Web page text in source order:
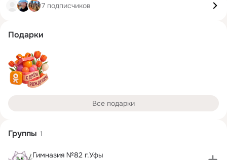
7 подписчиков
Подарки
Все подарки
Группы 1
Гимназия №82 г.Уфы